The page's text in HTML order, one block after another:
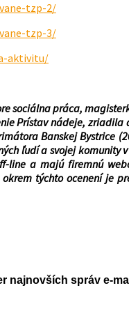
tzp-2/
tzp-3/
aktivitu/
sociálna práca,
Prístav nádeje,
Banskej Bystrice
ľudí a svojej
line a majú firemnú
týchto ocenení je
najnovších správ e-